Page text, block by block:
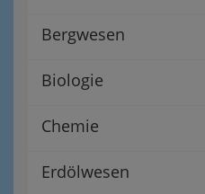
Bergwesen
Biologie
Chemie
Erdölwesen